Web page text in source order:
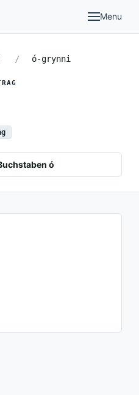
Menu
ó-grynni
ó